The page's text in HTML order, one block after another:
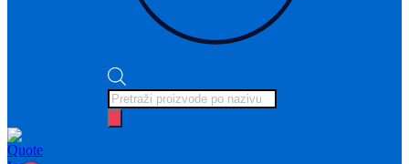
Products
search